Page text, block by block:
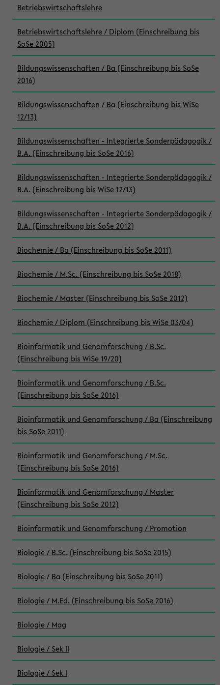
Betriebswirtschaftslehre
Betriebswirtschaftslehre / Diplom (Einschreibung bis
SoSe 2005)
Bildungswissenschaften / Ba (Einschreibung bis SoSe
2016)
Bildungswissenschaften / Ba (Einschreibung bis WiSe
12/13)
Bildungswissenschaften - Integrierte Sonderpädagogik /
B.A. (Einschreibung bis SoSe 2016)
Bildungswissenschaften - Integrierte Sonderpädagogik /
B.A. (Einschreibung bis WiSe 12/13)
Bildungswissenschaften - Integrierte Sonderpädagogik /
B.A. (Einschreibung bis SoSe 2012)
Biochemie / Ba (Einschreibung bis SoSe 2011)
Biochemie / M.Sc. (Einschreibung bis SoSe 2018)
Biochemie / Master (Einschreibung bis SoSe 2012)
Biochemie / Diplom (Einschreibung bis WiSe 03/04)
Bioinformatik und Genomforschung / B.Sc.
(Einschreibung bis WiSe 19/20)
Bioinformatik und Genomforschung / B.Sc.
(Einschreibung bis SoSe 2016)
Bioinformatik und Genomforschung / Ba (Einschreibung
bis SoSe 2011)
Bioinformatik und Genomforschung / M.Sc.
(Einschreibung bis SoSe 2016)
Bioinformatik und Genomforschung / Master
(Einschreibung bis SoSe 2012)
Bioinformatik und Genomforschung / Promotion
Biologie / B.Sc. (Einschreibung bis SoSe 2015)
Biologie / Ba (Einschreibung bis SoSe 2011)
Biologie / M.Ed. (Einschreibung bis SoSe 2016)
Biologie / Mag
Biologie / Sek II
Biologie / Sek I